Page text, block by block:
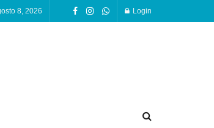
8, 2026 Login